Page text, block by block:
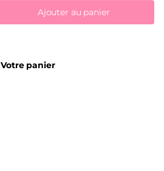
Ajouter au panier
Votre panier